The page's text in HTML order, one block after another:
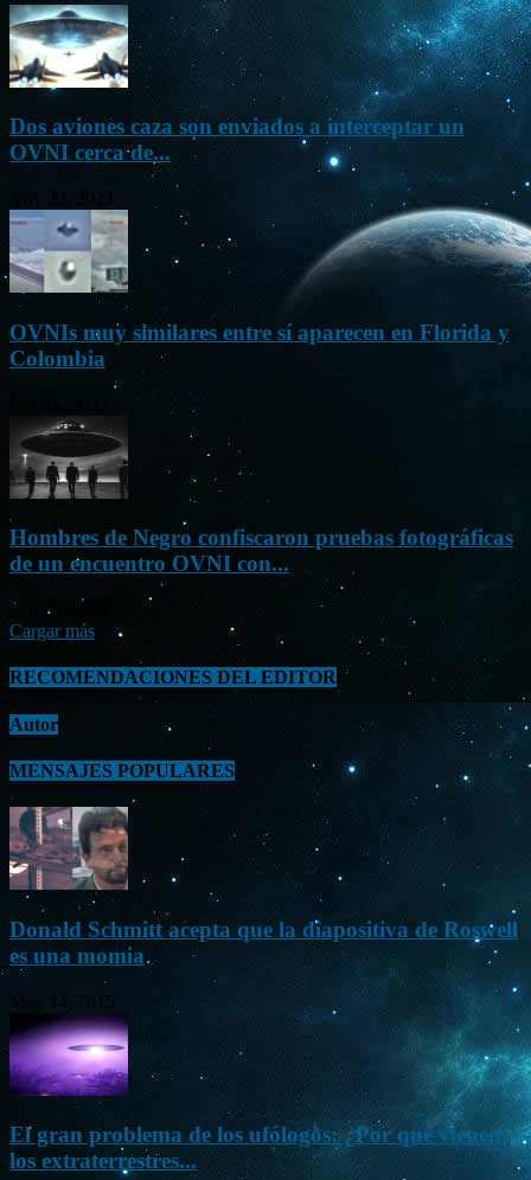
Dos aviones caza son enviados a interceptar un
OVNI cerca de...
OVNIs muy similares entre sí aparecen en Florida y
Colombia
Hombres de Negro confiscaron pruebas fotográficas
de un encuentro OVNI con...
Sep 26, 2023
Cargar más
RECOMENDACIONES DEL EDITOR
Autor
MENSAJES POPULARES
Donald Schmitt acepta que la diapositiva de Roswell
es una momia
El gran problema de los ufólogos: ¿Por qué vienen
los extraterrestres...